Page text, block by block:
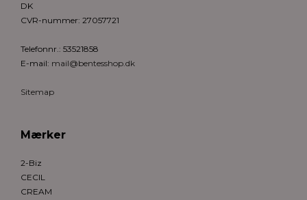
DK
CVR-nummer: 27057721
Telefonnr.: 53521858
E-mail: mail@bentesshop.dk
Sitemap
Mærker
2-Biz
CECIL
CREAM